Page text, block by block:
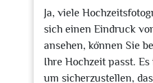
Ja, viele
sich einen Eindruck
ansehen, können Sie
Ihre Hochzeit passt.
um sicherzustellen,